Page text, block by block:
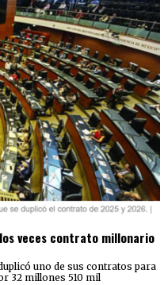
veces contrato millonario
uno de sus contratos para
32 millones 510 mil